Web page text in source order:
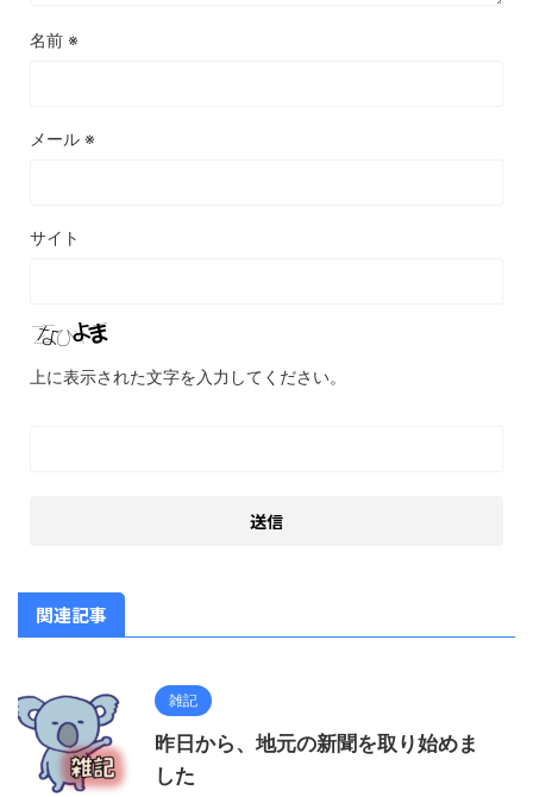
名前 ※
メール ※
サイト
上に表示された文字を入力してください。
関連記事
雑記
昨日から、地元の新聞を取り始めま
した